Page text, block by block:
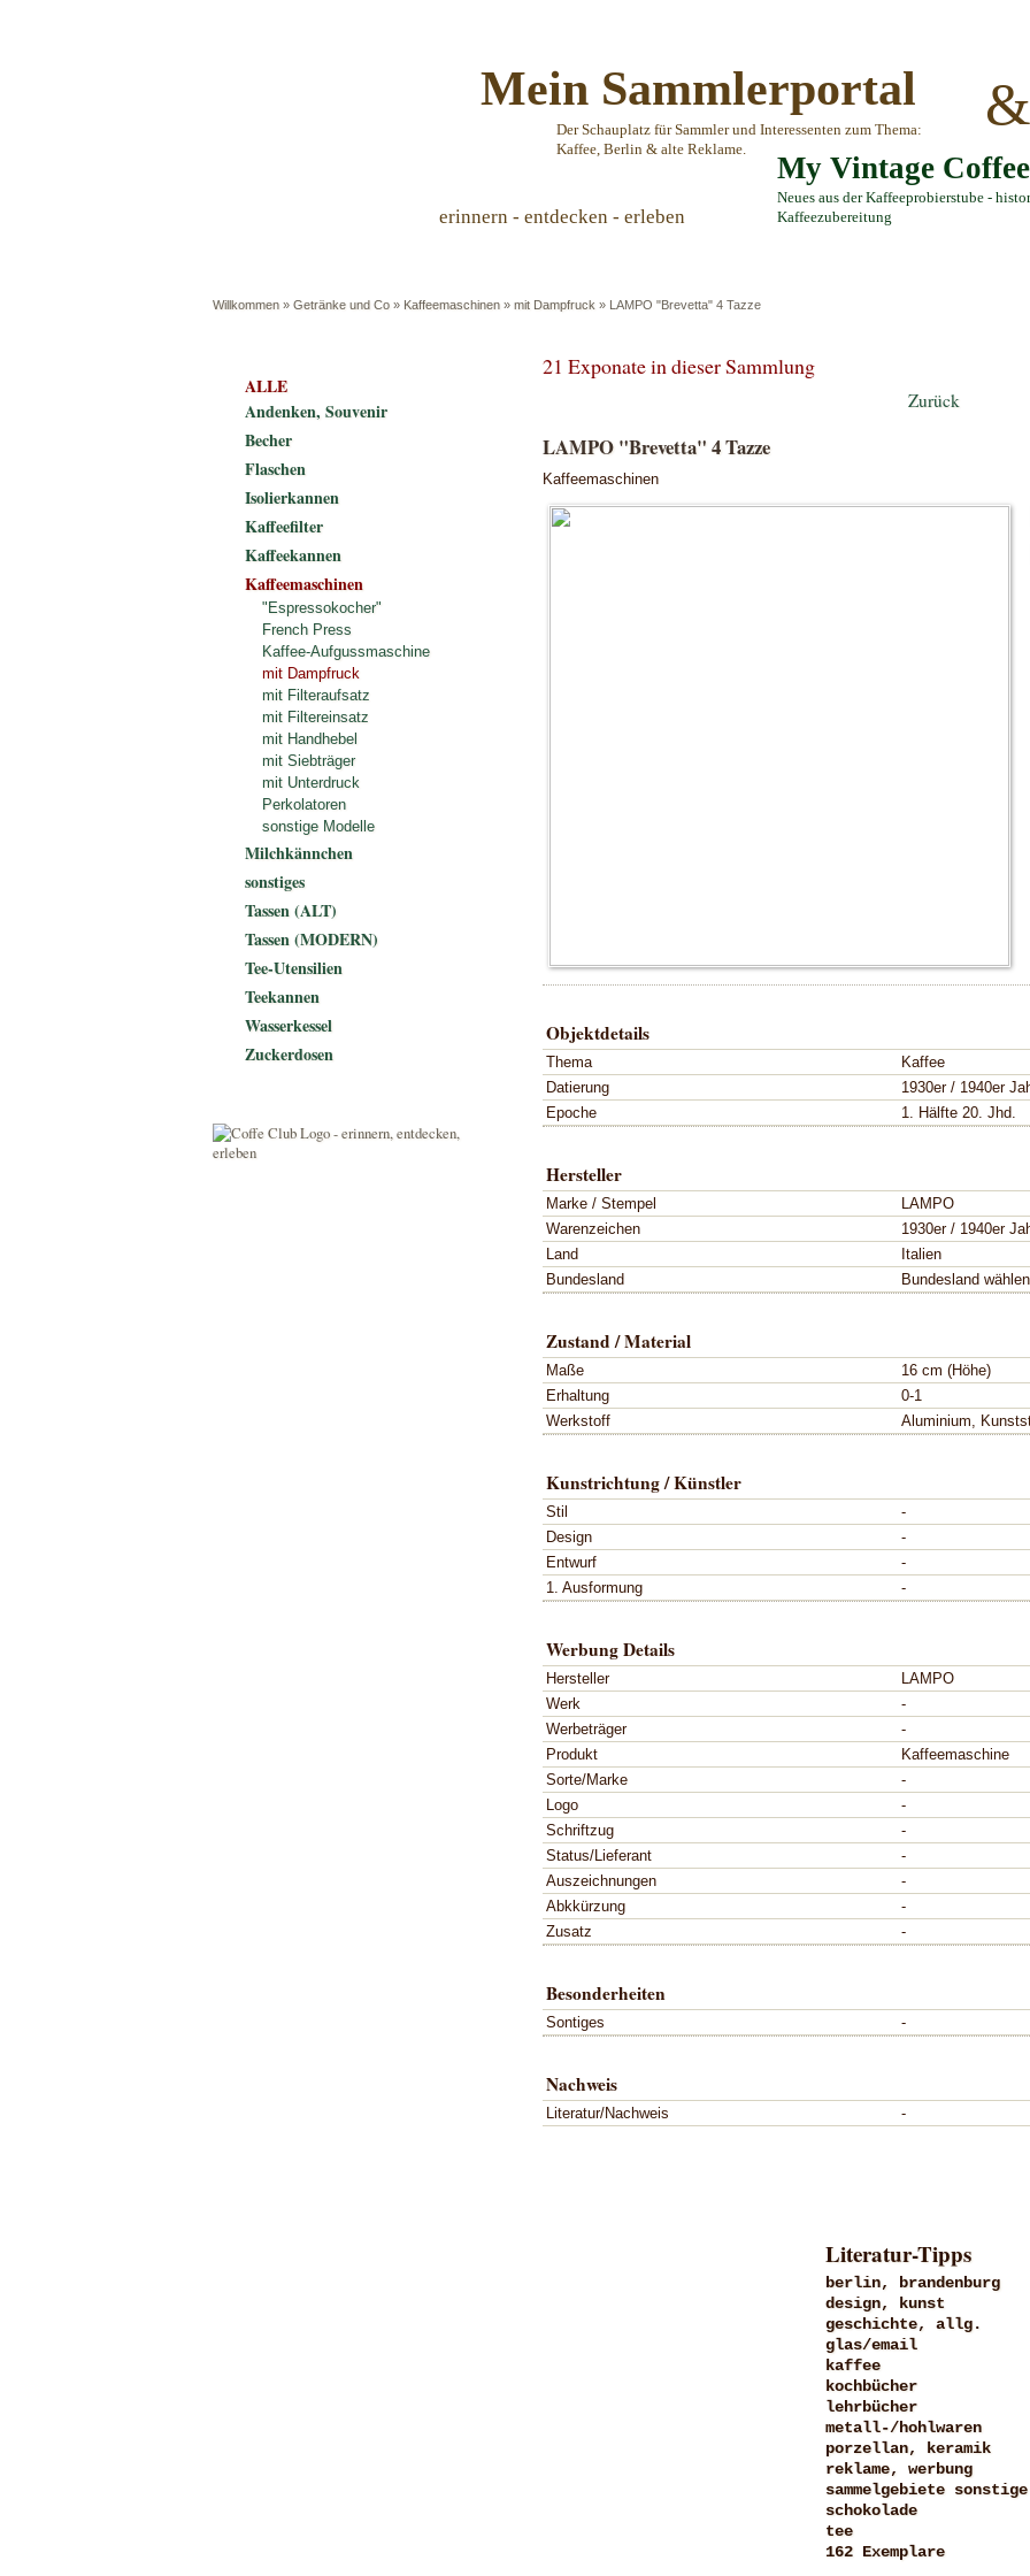
Mein Sammlerportal
Der Schauplatz für Sammler und Interessenten zum Thema:
Kaffee, Berlin & alte Reklame.
&
My Vintage
Neues aus der Kaffeeprobierstube -
Kaffeezubereitung
erinnern - entdecken - erleben
Willkommen » Getränke und Co » Kaffeemaschinen » mit Dampfruck » LAMPO "Brevetta" 4 Tazze
21 Exponate in dieser Sammlung
Zurück
LAMPO "Brevetta" 4 Tazze
Kaffeemaschinen
Objektdetails
Thema
Kaffee
Datierung
1930er / 1940er
Epoche
1. Hälfte 20. Jhd.
Hersteller
Marke / Stempel
LAMPO
Warenzeichen
1930er / 1940er
Land
Italien
Bundesland
Bundesland wählen
Zustand / Material
Maße
16 cm (Höhe)
Erhaltung
0-1
Werkstoff
Aluminium,
Kunstrichtung / Künstler
Stil
-
Design
-
Entwurf
-
1. Ausformung
-
Werbung Details
Hersteller
LAMPO
Werk
-
Werbeträger
-
Produkt
Kaffeemaschine
Sorte/Marke
-
Logo
-
Schriftzug
-
Status/Lieferant
-
Auszeichnungen
-
Abkkürzung
-
Zusatz
-
Besonderheiten
Sontiges -
Nachweis
Literatur/Nachweis -
ALLE
Andenken, Souvenir
Becher
Flaschen
Isolierkannen
Kaffeefilter
Kaffeekannen
Kaffeemaschinen
"Espressokocher"
French Press
Kaffee-Aufgussmaschine
mit Dampfruck
mit Filteraufsatz
mit Filtereinsatz
mit Handhebel
mit Siebträger
mit Unterdruck
Perkolatoren
sonstige Modelle
Milchkännchen
sonstiges
Tassen (ALT)
Tassen (MODERN)
Tee-Utensilien
Teekannen
Wasserkessel
Zuckerdosen
Literatur-Tipps
berlin, brandenburg
design, kunst
geschichte, allg.
glas/email
kaffee
kochbücher
lehrbücher
metall-/hohlwaren
porzellan, keramik
reklame, werbung
sammelgebiete sonstige
schokolade
tee
162 Exemplare